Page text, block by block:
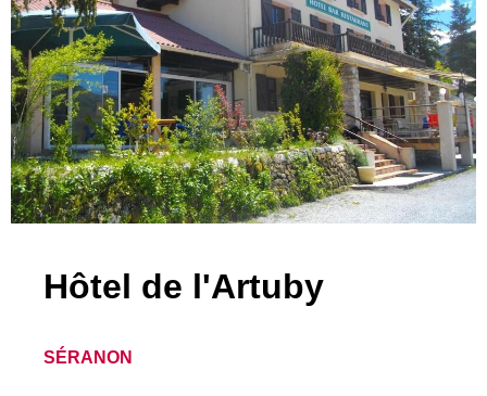
Hôtel de l'Artuby
SÉRANON